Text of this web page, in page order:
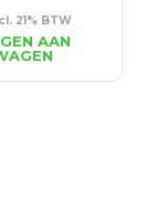
21% BTW
AAN